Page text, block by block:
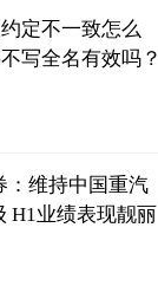
定不一致怎么
写全名有效吗？
：维持中国重汽
H1业绩表现靓丽